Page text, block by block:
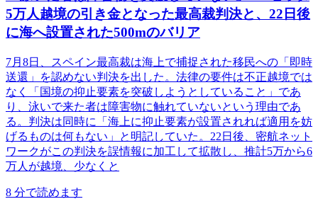
5万人越境の引き金となった最高裁判決と、22日後
に海へ設置された500mのバリア
7月8日、スペイン最高裁は海上で捕捉された移民への「即時
送還」を認めない判決を出した。法律の要件は不正越境では
なく「国境の抑止要素を突破しようとしていること」であ
り、泳いで来た者は障害物に触れていないという理由であ
る。判決は同時に「海上に抑止要素が設置されれば適用を妨
げるものは何もない」と明記していた。22日後、密航ネット
ワークがこの判決を誤情報に加工して拡散し、推計5万から6
万人が越境、少なくと
8 分で読めます